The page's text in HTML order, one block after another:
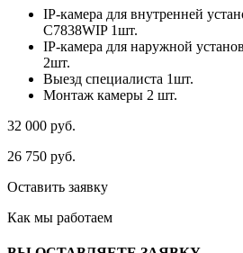
IP-камера для внутренней
C7838WIP 1шт.
IP-камера для наружной
2шт.
Выезд специалиста 1шт.
Монтаж камеры 2 шт.
32 000 руб.
26 750 руб.
Оставить заявку
Как мы работаем